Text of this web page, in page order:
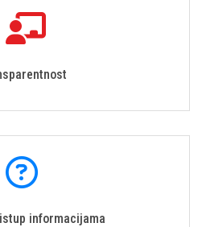
informacijama